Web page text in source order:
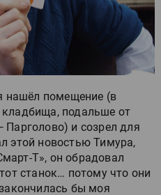
нашёл помещение (в
кладбища, подальше от
и созрел для
этой новостью Тимура,
Т», он обрадовал
станок… потому что они
бы моя